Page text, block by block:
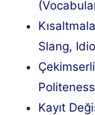
Slang,
Kayıt